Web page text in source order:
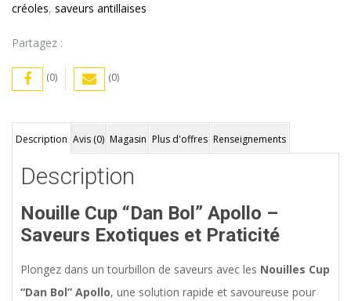
85g
créoles, saveurs antillaises
Partagez :
(0) (0)
Description Avis (0) Magasin Plus d'offres Renseignements
Description
Nouille Cup “Dan Bol” Apollo –
Saveurs Exotiques et Praticité
Plongez dans un tourbillon de saveurs avec les Nouilles Cup
“Dan Bol” Apollo, une solution rapide et savoureuse pour